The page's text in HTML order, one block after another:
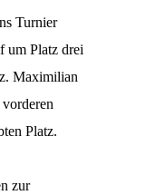
Turnier
um Platz drei
Maximilian
Platz.
zur